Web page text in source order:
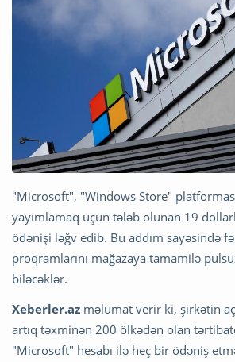
"Microsoft", "Windows Store"
yayımlamaq üçün tələb olunan 19
ödənişi ləğv edib. Bu addım sayəsində
proqramlarını mağazaya tamamilə
biləcəklər.
Xeberler.az məlumat verir ki, şirkətin
artıq təxminən 200 ölkədən olan
"Microsoft" hesabı ilə heç bir ödəniş